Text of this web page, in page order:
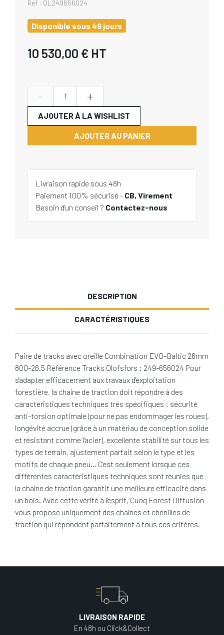
Réf : OL249656024
Disponible sous 49 jours
10 530,00 € HT
- +
AJOUTER AU PANIER
AJOUTER À LA WISHLIST
Livraison rapide sous 48h
Paiement 100% sécurisé - CB, Virement
Besoin d'un conseil ? Contactez-nous
DESCRIPTION
CARACTÉRISTIQUES
Paire de tracks avec oreille Combination EVO-Baltic 26mm
800-26.5 Référence Tracks Olofsfors : 249-656024 Pour
s'adapter efficacement aux travaux d'exploitation
forestière, la chaîne de traction doit répondre à des
caractéristiques techniques très spécifiques : sécurité
anti-torsion optimale (pour ne pas endommager les roues),
longévité accrue (grâce à un matériau de conception solide
et résistant comme l'acier), excellente stabilité sur tous les
types de terrain, ajustement parfait selon le type et les
motifs de chaque pneu… C'est seulement lorsque ces
différentes caractéristiques techniques sont réunies que
la chaîne de traction garantit une meilleure efficacité dans
un bois. Avec cette vérité à l'esprit, Cuoq Forest Diffusion
vous propose uniquement des chaînes et chenilles de
traction qui répondent parfaitement à tous ces critères.
LIVRAISON RAPIDE
En 48h ou Click&Collect